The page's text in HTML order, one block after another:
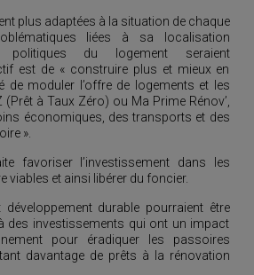
plus adaptées à la situation de chaque
liées à sa localisation
politiques du logement seraient
est de « construire plus et mieux en
de moduler l’offre de logements et les
à Taux Zéro) ou Ma Prime Rénov’,
économiques, des transports et des
».
favoriser l’investissement dans les
viables et ainsi libérer du foncier.
développement durable pourraient être
des investissements qui ont un impact
pour éradiquer les passoires
davantage de prêts à la rénovation